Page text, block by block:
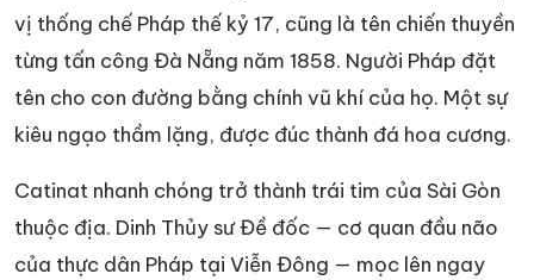
vị thống chế Pháp thế kỷ 17, cũng là tên chiến thuyền
từng tấn công Đà Nẵng năm 1858. Người Pháp đặt
tên cho con đường bằng chính vũ khí của họ. Một sự
kiêu ngạo thầm lặng, được đúc thành đá hoa cương.
Catinat nhanh chóng trở thành trái tim của Sài Gòn
thuộc địa. Dinh Thủy sư Đề đốc — cơ quan đầu não
của thực dân Pháp tại Viễn Đông — mọc lên ngay